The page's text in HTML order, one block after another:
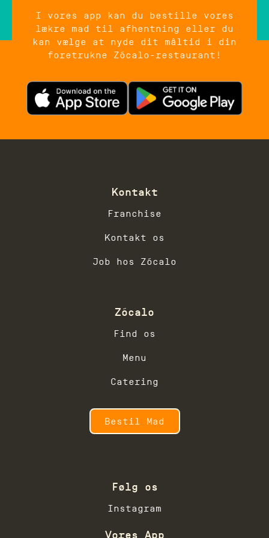
I vores app kan du bestille vores
lækre mad til afhentning eller du
kan vælge at nyde dit måltid i din
foretrukne Zócalo-restaurant!
Kontakt
Franchise
Kontakt os
Job hos Zócalo
Zócalo
Find os
Menu
Catering
Bestil Mad
Følg os
Instagram
Vores App